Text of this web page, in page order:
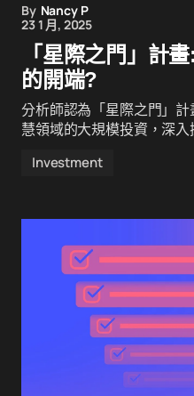
By Nancy P
23 1 月, 2025
「星際之門」計
的開端?
分析師認為「星際之門」
慧領域的大規模投資，深
Investment